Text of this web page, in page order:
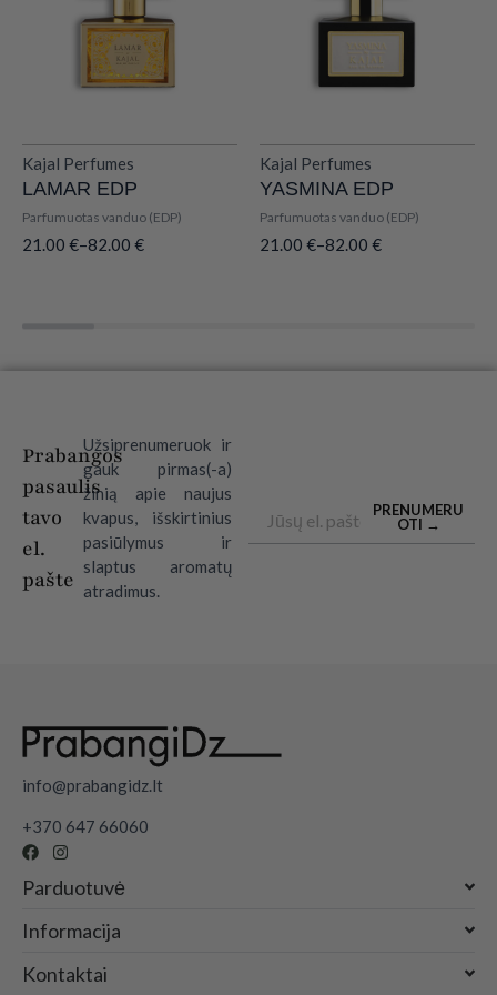
Kajal Perfumes
LAMAR EDP
Parfumuotas vanduo (EDP)
21.00 €–82.00 €
Kajal Perfumes
YASMINA EDP
Parfumuotas vanduo (EDP)
21.00 €–82.00 €
Prabangos
pasaulis
tavo
el.
pašte
Užsiprenumeruok ir
gauk pirmas(-a)
žinią apie naujus
kvapus, išskirtinius
pasiūlymus ir
slaptus aromatų
atradimus.
PRENUMERU
OTI →
info@prabangidz.lt
+370 647 66060
Parduotuvė
Informacija
Kontaktai